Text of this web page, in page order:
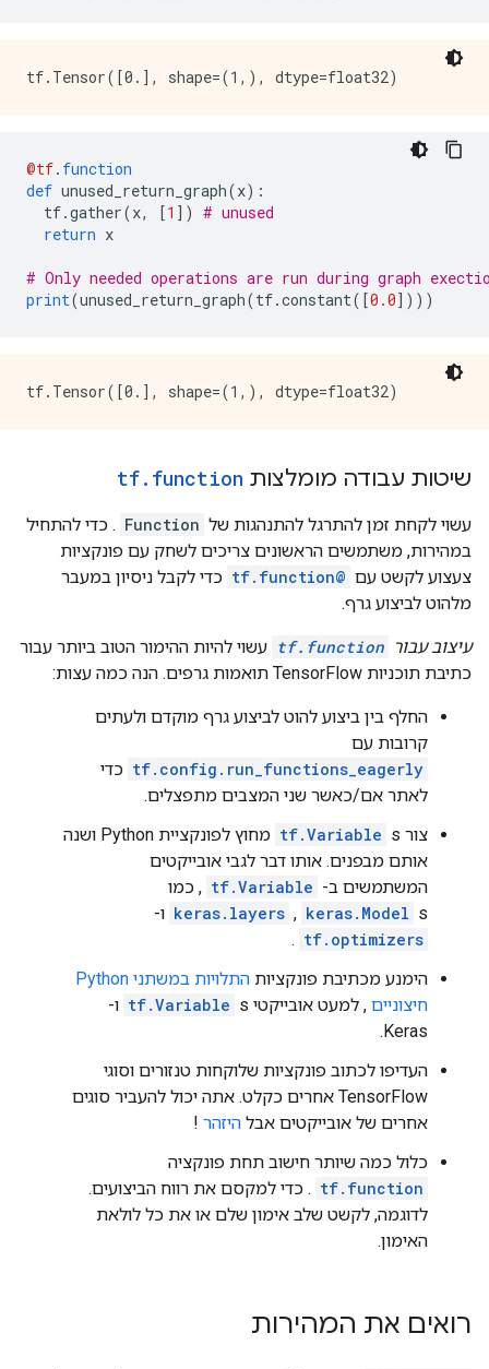
      attr {
            dtype: DT_INT32
            tensor_shape {
            }
            int_val: 0
        }
      }
    }
      op: "Identity"
      input: "cond/Const_4:output:0"
        value {
          type: DT_INT32
      }
    }
    ret {
    }
    ret {
      key: "cond_identity_1"
      value: "cond/Identity_1:output:0"
      key: "_construction_context"
      }
          key: "_output_shapes"
          value {
            list {
            }
          }
  function {
@tf. function
def unused_return_graph(x):
tf.gather(x, [1 ]) # unused
return x
# Only needed operations are run during graph
print(unused_return_graph(tf.constant([0.0])))
שיטות עבודה מומלצות tf. function
עשוי לקחת זמן להתרגל להתנהגות של Function . כדי להתחיל
במהירות, משתמשים הראשונים צריכים לשחק עם פונקציות
צעצוע לקשט עם @tf.function
כדי לקבל ניסיון במעבר
מלהוט לביצוע גרף.
עיצוב עבור tf.function עשוי להיות ההימור הטוב ביותר עבור
כתיבת תוכניות TensorFlow תואמות גרפים. הנה כמה עצות:
החלף בין ביצוע להוט לביצוע גרף מוקדם ולעתים
קרובות עם
tf.config.run_functions_eagerly כדי
לאתר אם/כאשר שני המצבים מתפצלים.
צור
tf.Variable
s מחוץ לפונקציית Python ושנה
אותם מבפנים. אותו דבר לגבי אובייקטים
המשתמשים ב- tf.Variable , כמו
keras.layers , keras.Model s ו-
tf.optimizers
.
הימנע מכתיבת פונקציות
התלויות במשתני Python
חיצוניים , למעט אובייקטי tf.Variable s ו-
Keras.
העדיפו לכתוב פונקציות שלוקחות טנזורים וסוגי
TensorFlow אחרים כקלט. אתה יכול להעביר סוגים
אחרים של אובייקטים אבל היזהר !
כלול כמה שיותר חישוב תחת פונקציה
tf.function . כדי למקסם את רווח הביצועים.
לדוגמה, לקשט שלב אימון שלם או את כל לולאת
האימון.
רואים את המהירות